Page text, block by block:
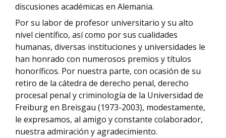
discusiones académicas en Alemania.
Por su labor de profesor universitario y su alto
nivel científico, así como por sus cualidades
humanas, diversas instituciones y universidades le
han honrado con numerosos premios y títulos
honoríficos. Por nuestra parte, con ocasión de su
retiro de la cátedra de derecho penal, derecho
procesal penal y criminología de la Universidad de
Freiburg en Breisgau (1973-2003), modestamente,
le expresamos, al amigo y constante colaborador,
nuestra admiración y agradecimiento.